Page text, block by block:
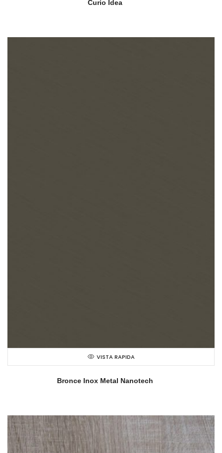
Curio Idea
VISTA RAPIDA
Bronce Inox Metal Nanotech